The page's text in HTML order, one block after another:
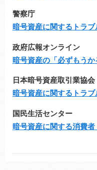
警察庁
暗号資産に関するトラブ
政府広報オンライン
暗号資産の「必ずもうか
日本暗号資産取引業協会
暗号資産に関するトラブ
国民生活センター
暗号資産に関する消費